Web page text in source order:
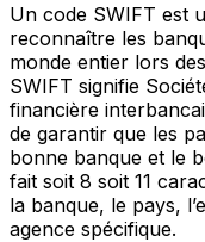
Un code SWIFT est
reconnaître les
monde entier lors
SWIFT signifie
financière
de garantir que les
bonne banque et le
fait soit 8 soit 11
la banque, le pays,
agence spécifique.